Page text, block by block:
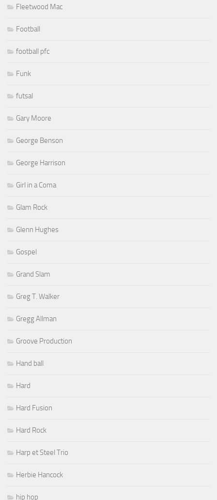
Fleetwood Mac
Football
football pfc
Funk
futsal
Gary Moore
George Benson
George Harrison
Girl in a Coma
Glam Rock
Glenn Hughes
Gospel
Grand Slam
Greg T. Walker
Gregg Allman
Groove Production
Hand ball
Hard
Hard Fusion
Hard Rock
Harp et Steel Trio
Herbie Hancock
hip hop